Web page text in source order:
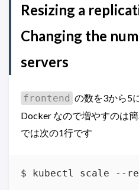
Resizing a
Changing the
servers
frontend の数を3から5
Docker なので増やすのは
では次の1行です
$ kubectl scale --